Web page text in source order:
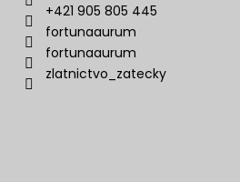
+421 905 805 445
fortunaaurum
fortunaaurum
zlatnictvo_zatecky